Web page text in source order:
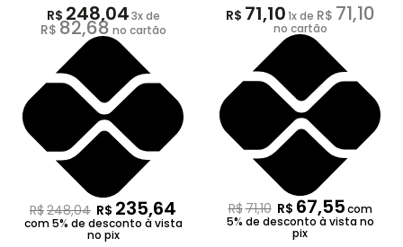
R$ 248,043x de
R$82,68 no cartão
R$248,04 R$ 235,64
com 5% de desconto à vista
no pix
R$ 71,101x de R$ 71,10
no cartão
R$71,10 R$ 67,55com
5% de desconto à vista no
pix